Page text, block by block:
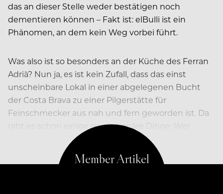
das an dieser Stelle weder bestätigen noch
dementieren können – Fakt ist: elBulli ist ein
Phänomen, an dem kein Weg vorbei führt.
Was also ist so besonders an der Küche des Ferran
Adrià? Nun ja, es ist kein Zufall, dass das einst
unscheinbare Lokal in einer abgelegenen Bucht
der Costa Brava zu einer Pilgerstätte für
Feinschmecker aus nah und fern geworden ist. Da
gibt es schon einige revolutionäre Dinge: Wer